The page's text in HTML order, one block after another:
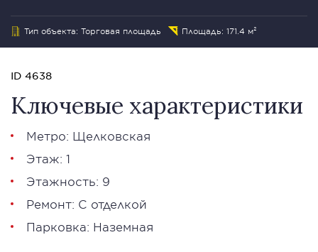
Тип объекта: Торговая площадь Площадь: 171.4 м²
ID 4638
Ключевые характеристики
Метро: Щелковская
Этаж: 1
Этажность: 9
Ремонт: С отделкой
Парковка: Наземная